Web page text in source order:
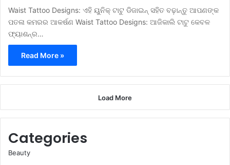
Waist Tattoo Designs: ଏହି ୟୁନିକ୍ ଟାଟୁ ଡିଜାଇନ୍ ସହିତ ବଢ଼ାନ୍ତୁ ଆପଣଙ୍କ
ପତଳା କମରର ଆକର୍ଷଣ Waist Tattoo Designs: ଆଜିକାଲି ଟାଟୁ କେବଳ
ଫ୍ୟାଶନ୍‌ର…
Read More »
Load More
Categories
Beauty